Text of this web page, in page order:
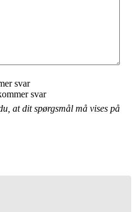
svar
svar
at dit spørgsmål må vises på